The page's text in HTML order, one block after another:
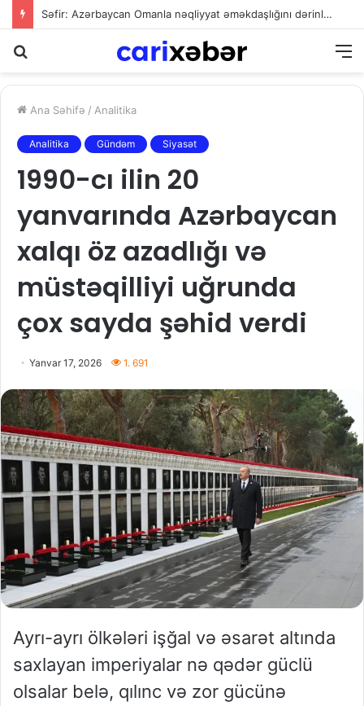
Səfir: Azərbaycan Omanla nəqliyyat əməkdaşlığını dərinləşdirməyə hazırdır
Ana Səhifə / Analitika
Analitika Gündəm Siyasət
1990-cı ilin 20
yanvarında Azərbaycan
xalqı öz azadlığı və
müstəqilliyi uğrunda
çox sayda şəhid verdi
Yanvar 17, 2026 1. 691
Ayrı-ayrı ölkələri işğal və əsarət altında
saxlayan imperiyalar nə qədər güclü
olsalar belə, qılınc və zor gücünə